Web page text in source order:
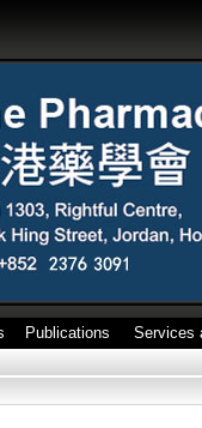
Publications Services